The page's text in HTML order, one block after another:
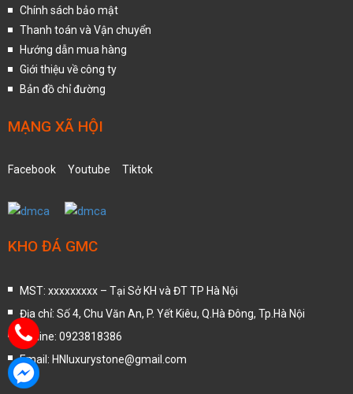
Chính sách bảo mật
Thanh toán và Vận chuyển
Hướng dẫn mua hàng
Giới thiệu về công ty
Bản đồ chỉ đường
MẠNG XÃ HỘI
Facebook Youtube Tiktok
KHO ĐÁ GMC
MST: xxxxxxxxx – Tại Sở KH và ĐT TP Hà Nội
Địa chỉ: Số 4, Chu Văn An, P. Yết Kiêu, Q.Hà Đông, Tp.Hà Nội
Hotline: 0923818386
Email: HNluxurystone@gmail.com